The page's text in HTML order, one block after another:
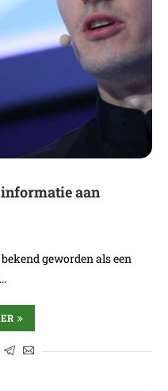
aan
geworden als een